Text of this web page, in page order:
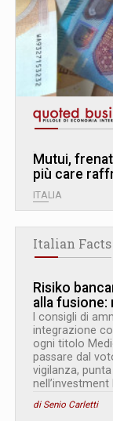
Mutui,
più care
ITALIA
Italian Facts
Risiko
alla fusione:
I consigli di
integrazione
ogni titolo
passare dal
vigilanza,
di Senio Carletti